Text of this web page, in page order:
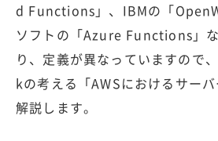
d Functions」、IBMの「
ソフトの「Azure Functions」
り、定義が異なっていますので
kの考える「AWSにおけるサー
解説します。